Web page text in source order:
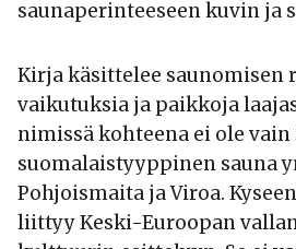
saunaperinteeseen kuvin ja
Kirja käsittelee saunomisen
vaikutuksia ja paikkoja
nimissä kohteena ei ole vain
suomalaistyyppinen sauna
Pohjoismaita ja Viroa.
liittyy Keski-Euroopan